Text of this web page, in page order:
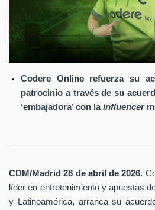
Codere Online refuerza su
patrocinio a través de su
‘embajadora’ con lainfluencer
CDM/Madrid 28 de abril de 2026.
líder en entretenimiento y apuestas
y Latinoamérica, arranca su